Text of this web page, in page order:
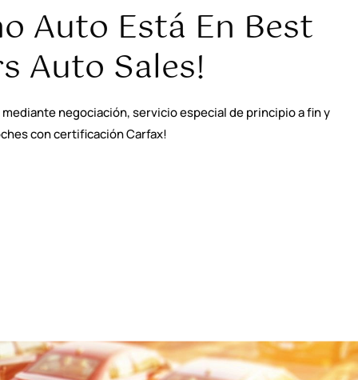
Auto Está En Best
Auto Sales!
negociación, servicio especial de principio a fin y
con certificación Carfax!